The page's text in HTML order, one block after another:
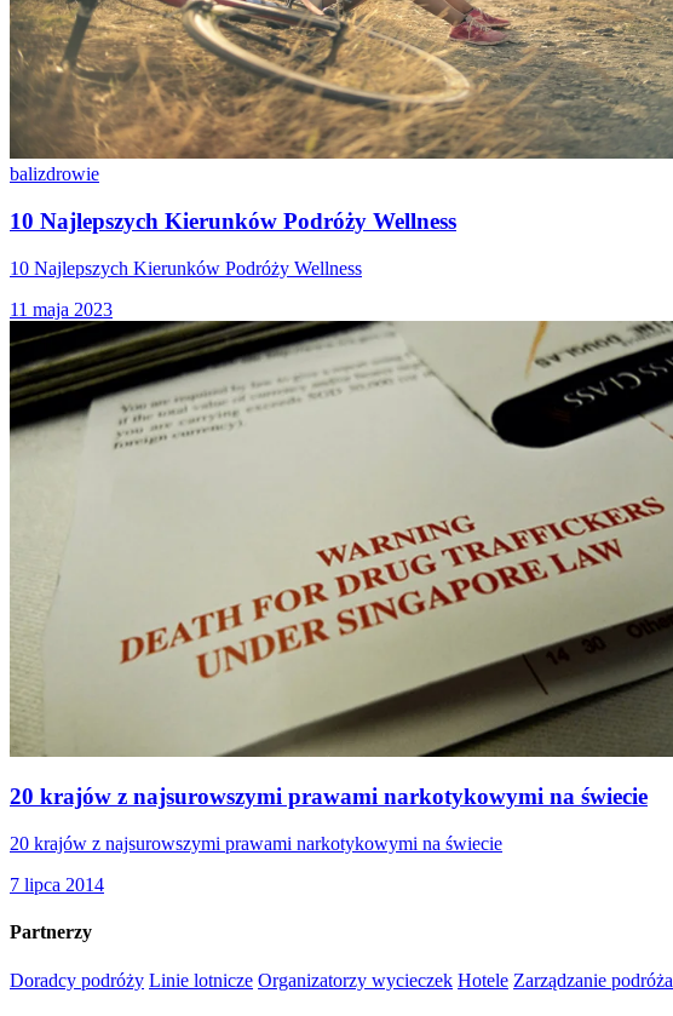
balizdrowie
10 Najlepszych Kierunków Podróży Wellness
10 Najlepszych Kierunków Podróży Wellness
11 maja 2023
20 krajów z najsurowszymi prawami narkotykowymi na świecie
20 krajów z najsurowszymi prawami narkotykowymi na świecie
7 lipca 2014
Partnerzy
Doradcy podróży Linie lotnicze Organizatorzy wycieczek Hotele Zarządzanie